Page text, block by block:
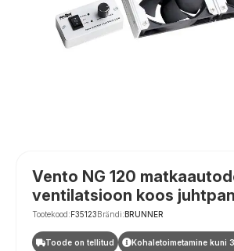
Vento NG 120
ventilatsioon koos
Tootekood:F35123Brändi:BRUNNER
Toode on tellitud Kohaletoimetamine kuni